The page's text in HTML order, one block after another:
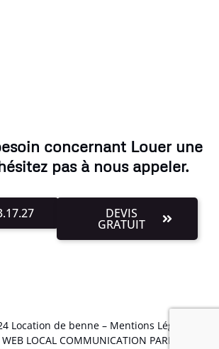
concernant Louer une
pas à nous appeler.
DEVIS
GRATUIT
Location de benne – Mentions Légales
LOCAL COMMUNICATION PARIS